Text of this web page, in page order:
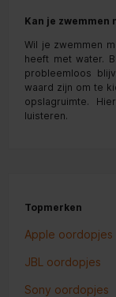
Kan je zwemmen
Wil je zwemmen
heeft met water.
probleemloos
waard zijn om te
opslagruimte.
luisteren.
Topmerken
Apple oordopjes
JBL oordopjes
Sony oordopjes